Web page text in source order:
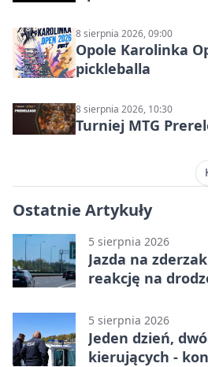
8 sierpnia 2026, 09:00
Opole Karolinka
pickleballa
8 sierpnia 2026, 10:30
Turniej MTG
Ostatnie Artykuły
5 sierpnia 2026
Jazda na
reakcję na
5 sierpnia 2026
Jeden dzień,
kierujących -